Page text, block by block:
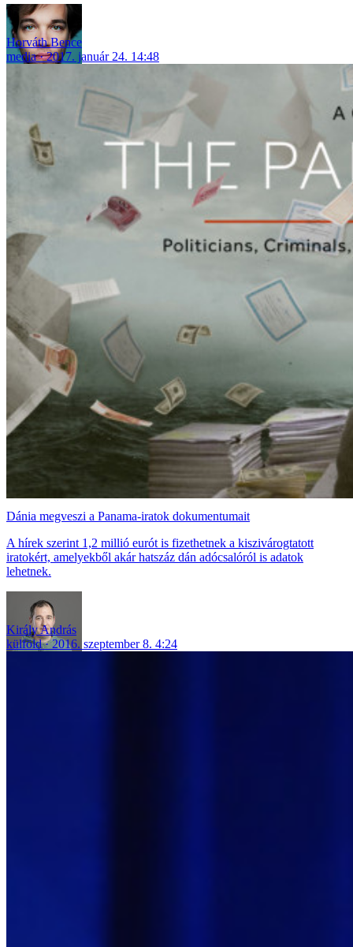
Horváth Bence
media
2017. január 24. 14:48
Dánia megveszi a Panama-iratok dokumentumait
A hírek szerint 1,2 millió eurót is fizethetnek a kiszivárogtatott
iratokért, amelyekből akár hatszáz dán adócsalóról is adatok
lehetnek.
Király András
külföld
2016. szeptember 8. 4:24